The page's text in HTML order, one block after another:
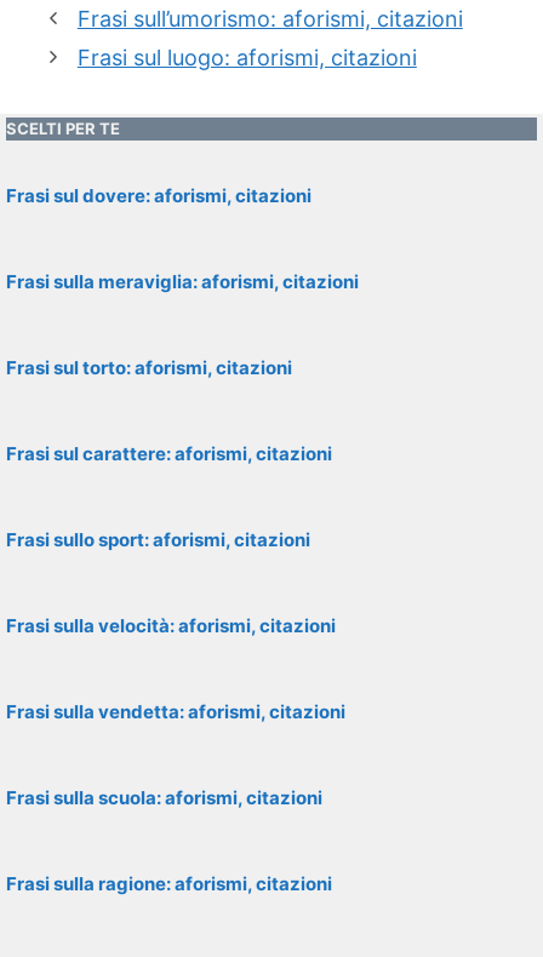
Frasi sull’umorismo: aforismi, citazioni
Frasi sul luogo: aforismi, citazioni
SCELTI PER TE
Frasi sul dovere: aforismi, citazioni
Frasi sulla meraviglia: aforismi, citazioni
Frasi sul torto: aforismi, citazioni
Frasi sul carattere: aforismi, citazioni
Frasi sullo sport: aforismi, citazioni
Frasi sulla velocità: aforismi, citazioni
Frasi sulla vendetta: aforismi, citazioni
Frasi sulla scuola: aforismi, citazioni
Frasi sulla ragione: aforismi, citazioni